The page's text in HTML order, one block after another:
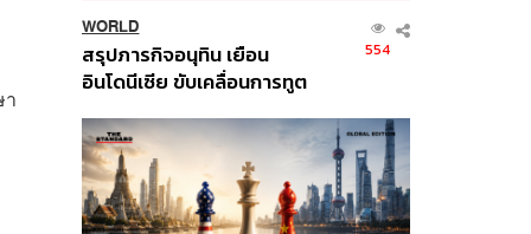
WORLD
สรุปภารกิจอนุทิน เยือน
อินโดนีเซีย ขับเคลื่อนการทูต
ส่วนยุทธศาสตร์ไทย –
อินโดนีเซีย
554